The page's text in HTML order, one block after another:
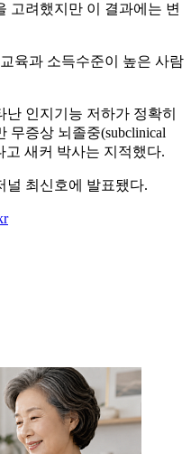
고려했지만 이 결과에는 변
육과 소득수준이 높은 사람
인지기능 저하가 정확히
무증상 뇌졸중(subclinical
고 새커 박사는 지적했다.
최신호에 발표됐다.